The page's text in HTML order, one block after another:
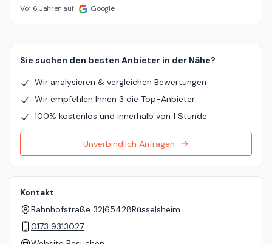
Vor 6 Jahren auf Google
Sie suchen den besten Anbieter in der Nähe?
Wir analysieren & vergleichen Bewertungen
Wir empfehlen Ihnen 3 die Top-Anbieter
100% kostenlos und innerhalb von 1 Stunde
Unverbindlich Anfragen
Kontakt
Bahnhofstraße 32|65428Rüsselsheim
0173 9313027